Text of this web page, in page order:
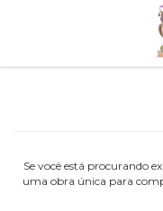
Se você está procurando
uma obra única para